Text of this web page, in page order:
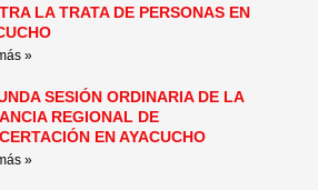
LA TRATA DE PERSONAS EN
»
SESIÓN ORDINARIA DE LA
REGIONAL DE
EN AYACUCHO
»